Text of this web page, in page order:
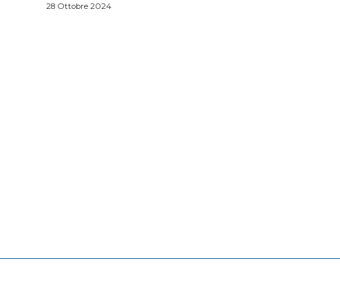
28 Ottobre 2024